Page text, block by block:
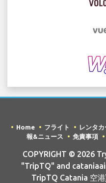
Home フライト レンタカ
報&ニュース
免責事項
COPYRIGHT © 2026
"TripTQ" and
TripTQ Catania 空